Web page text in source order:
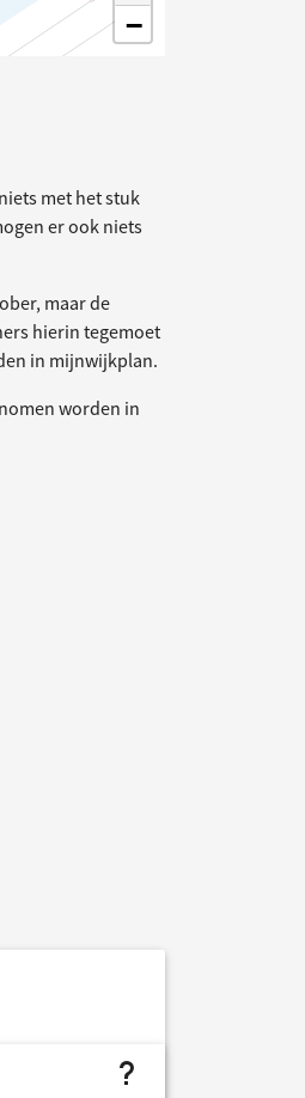
−
met het stuk
er ook niets
maar de
hierin tegemoet
in mijnwijkplan.
worden in
not assigned